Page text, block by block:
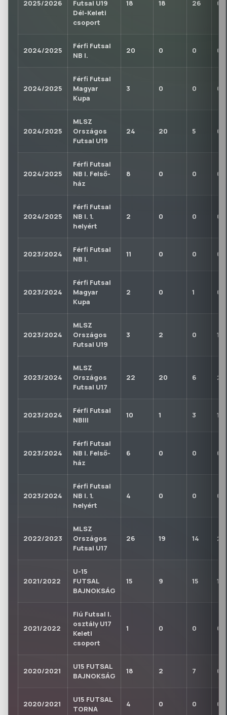
2025/2026
Futsal U19
Dél-Keleti
csoport
18 18 26 0
2024/2025
Férfi Futsal
NB I.
20 0 0 0
2024/2025
Férfi Futsal
Magyar
Kupa
3 0 0 0
2024/2025
MLSZ
Országos
Futsal U19
24 20 5 0
2024/2025
Férfi Futsal
NB I. Felső-
ház
8 0 0 0
2024/2025
Férfi Futsal
NB I. 1.
helyért
2 0 0 0
2023/2024
Férfi Futsal
NB I.
11 0 0 0
2023/2024
Férfi Futsal
Magyar
Kupa
2 0 1 0
2023/2024
MLSZ
Országos
Futsal U19
3 2 0 1
2023/2024
MLSZ
Országos
Futsal U17
22 20 6 2
2023/2024
Férfi Futsal
NBIII
10 1 3 1
2023/2024
Férfi Futsal
NB I. Felső-
ház
6 0 0 0
2023/2024
Férfi Futsal
NB I. 1.
helyért
4 0 0 0
2022/2023
MLSZ
Országos
Futsal U17
26 19 14 2
2021/2022
U-15
FUTSAL
BAJNOKSÁG
15 9 15 1
2021/2022
Fiú Futsal I.
osztály U17
Keleti
csoport
1 0 0 0
2020/2021
U15 FUTSAL
BAJNOKSÁG
18 2 7 0
2020/2021
U15 FUTSAL
TORNA
4 0 0 0